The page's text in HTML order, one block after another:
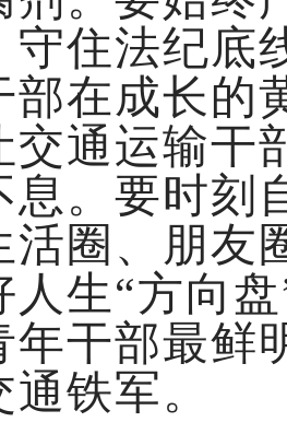
守住法纪底
部在成长的
交通运输干
息。要时刻
活圈、朋友
人生“方向
年干部最鲜
铁军。